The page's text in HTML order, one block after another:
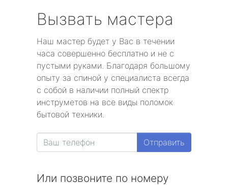
Вызвать мастера
Наш мастер будет у Вас в течении
часа совершенно бесплатно и не с
пустыми руками. Благодаря большому
опыту за спиной у специалиста всегда
с собой в наличии полный спектр
инструметов на все виды поломок
бытовой техники.
Отправить
Или позвоните по номеру